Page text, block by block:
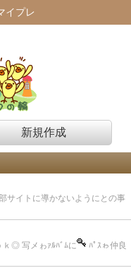
イプレ
新規作成
サイトに導かないようにとの事
◎ 写メゎｧﾙﾊﾞﾑに
ﾊﾟｽゎ仲良